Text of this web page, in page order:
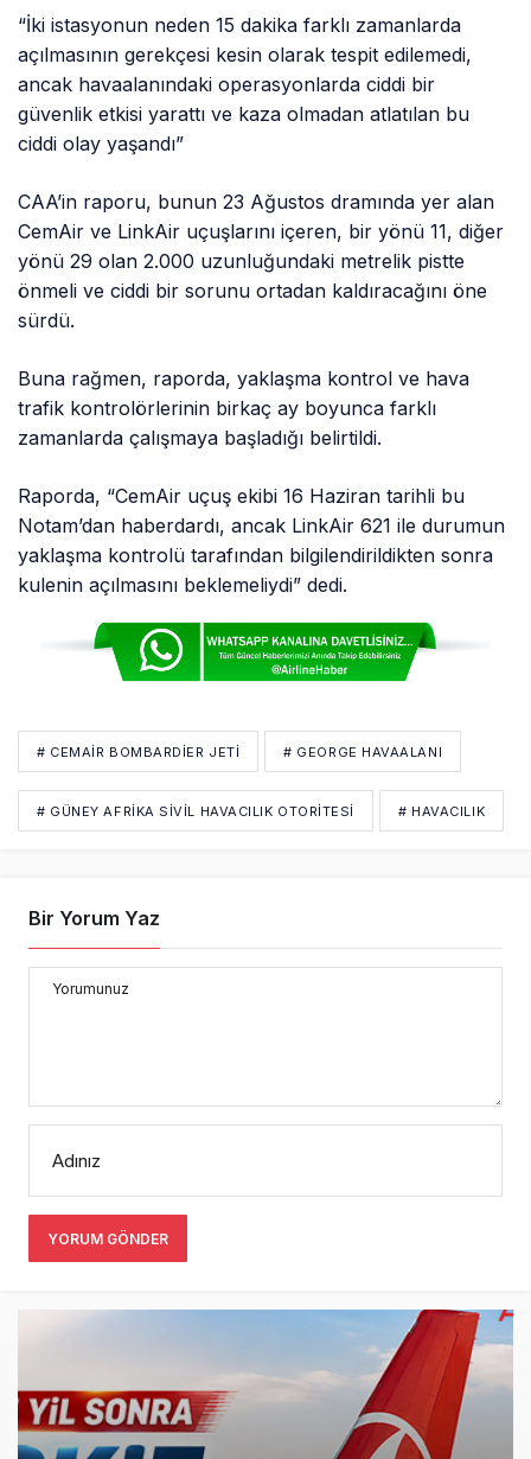
“İki istasyonun neden 15 dakika farklı zamanlarda
açılmasının gerekçesi kesin olarak tespit edilemedi,
ancak havaalanındaki operasyonlarda ciddi bir
güvenlik etkisi yarattı ve kaza olmadan atlatılan bu
ciddi olay yaşandı”
CAA’in raporu, bunun 23 Ağustos dramında yer alan
CemAir ve LinkAir uçuşlarını içeren, bir yönü 11, diğer
yönü 29 olan 2.000 uzunluğundaki metrelik pistte
önmeli ve ciddi bir sorunu ortadan kaldıracağını öne
sürdü.
Buna rağmen, raporda, yaklaşma kontrol ve hava
trafik kontrolörlerinin birkaç ay boyunca farklı
zamanlarda çalışmaya başladığı belirtildi.
Raporda, “CemAir uçuş ekibi 16 Haziran tarihli bu
Notam’dan haberdardı, ancak LinkAir 621 ile durumun
yaklaşma kontrolü tarafından bilgilendirildikten sonra
kulenin açılmasını beklemeliydi” dedi.
# CEMAIR BOMBARDIER JETI # GEORGE HAVAALANI
# GÜNEY AFRIKA SIVIL HAVACILIK OTORITESI # HAVACILIK
Bir Yorum Yaz
Yorumunuz
Adınız
YORUM GÖNDER